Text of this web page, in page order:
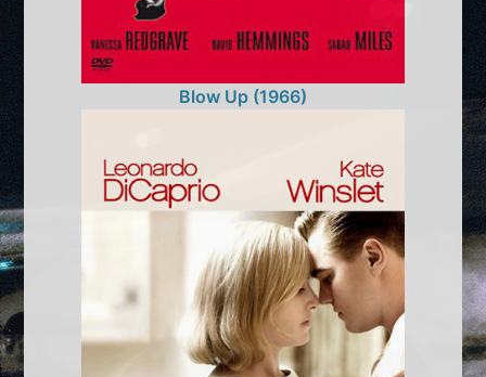
Blow Up (1966)